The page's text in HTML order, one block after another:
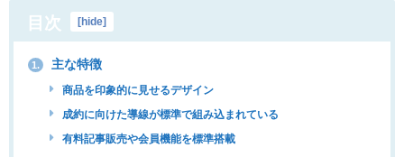
目次 hide
1. 主な特徴
商品を印象的に見せるデザイン
成約に向けた導線が標準で組み込まれている
有料記事販売や会員機能を標準搭載